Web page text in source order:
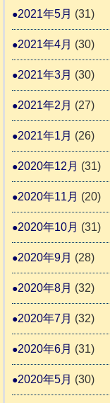
2021年5月 (31)
2021年4月 (30)
2021年3月 (30)
2021年2月 (27)
2021年1月 (26)
2020年12月 (31)
2020年11月 (20)
2020年10月 (31)
2020年9月 (28)
2020年8月 (32)
2020年7月 (32)
2020年6月 (31)
2020年5月 (30)